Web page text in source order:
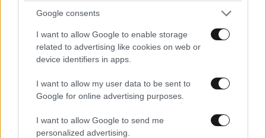
Google consents
I want to allow Google to enable storage
related to advertising like cookies on web or
device identifiers in apps.
I want to allow my user data to be sent to
Google for online advertising purposes.
I want to allow Google to send me
personalized advertising.
Τοτός 30·09·2022 05:47
Ολοιδιος
Απαντήστε